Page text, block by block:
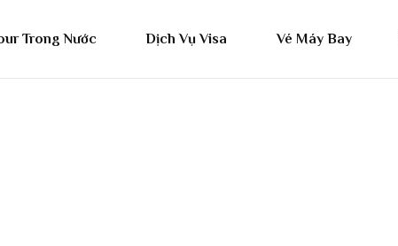
Trong Nước Dịch Vụ Visa Vé Máy Bay